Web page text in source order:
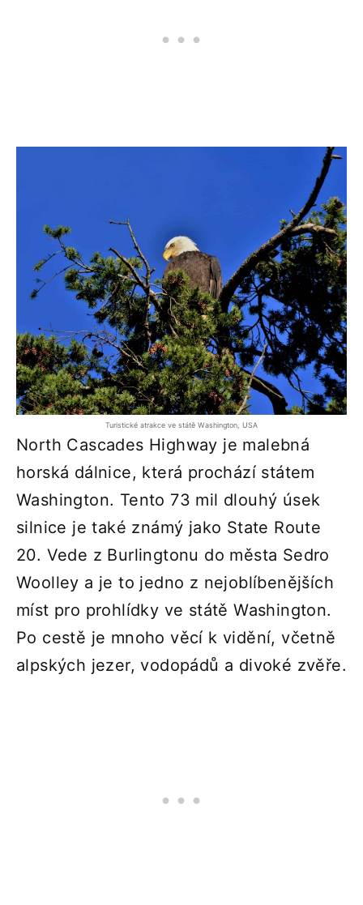
Turistické atrakce ve státě Washington, USA
North Cascades Highway je malebná
horská dálnice, která prochází státem
Washington. Tento 73 mil dlouhý úsek
silnice je také známý jako State Route
20. Vede z Burlingtonu do města Sedro
Woolley a je to jedno z nejoblíbenějších
míst pro prohlídky ve státě Washington.
Po cestě je mnoho věcí k vidění, včetně
alpských jezer, vodopádů a divoké zvěře.